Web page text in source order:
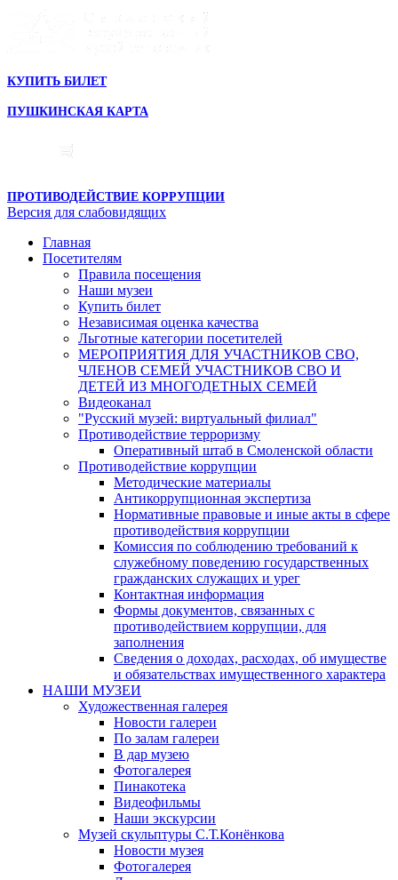
КУПИТЬ БИЛЕТ
ПУШКИНСКАЯ КАРТА
ПРОТИВОДЕЙСТВИЕ КОРРУПЦИИ
Версия для слабовидящих
Главная
Посетителям
Правила посещения
Наши музеи
Купить билет
Независимая оценка качества
Льготные категории посетителей
МЕРОПРИЯТИЯ ДЛЯ УЧАСТНИКОВ СВО,
ЧЛЕНОВ СЕМЕЙ УЧАСТНИКОВ СВО И
ДЕТЕЙ ИЗ МНОГОДЕТНЫХ СЕМЕЙ
Видеоканал
"Русский музей: виртуальный филиал"
Противодействие терроризму
Оперативный штаб в Смоленской области
Противодействие коррупции
Методические материалы
Антикоррупционная экспертиза
Нормативные правовые и иные акты в сфере
противодействия коррупции
Комиссия по соблюдению требований к
служебному поведению государственных
гражданских служащих и урег
Контактная информация
Формы документов, связанных с
противодействием коррупции, для
заполнения
Сведения о доходах, расходах, об имуществе
и обязательствах имущественного характера
НАШИ МУЗЕИ
Художественная галерея
Новости галереи
По залам галереи
В дар музею
Фотогалерея
Пинакотека
Видеофильмы
Наши экскурсии
Музей скульптуры С.Т.Конёнкова
Новости музея
Фотогалерея